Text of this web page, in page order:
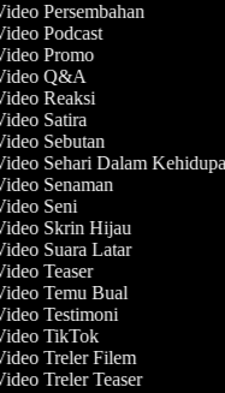
Persembahan
Podcast
Promo
Q&A
Reaksi
Satira
Sebutan
Sehari Dalam
Senaman
Seni
Skrin Hijau
Suara Latar
Teaser
Temu Bual
Testimoni
TikTok
Treler Filem
Treler Teaser